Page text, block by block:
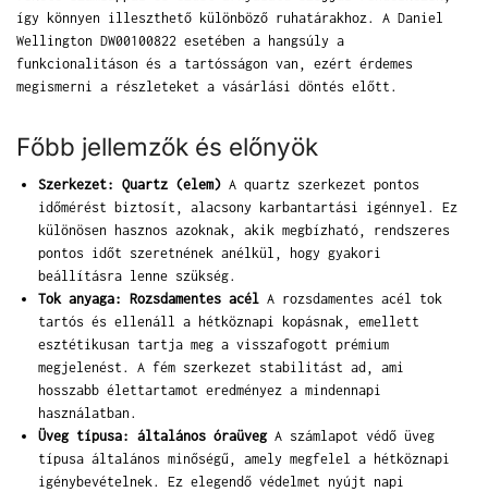
így könnyen illeszthető különböző ruhatárakhoz. A Daniel
Wellington DW00100822 esetében a hangsúly a
funkcionalitáson és a tartósságon van, ezért érdemes
megismerni a részleteket a vásárlási döntés előtt.
Főbb jellemzők és előnyök
Szerkezet: Quartz (elem) A quartz szerkezet pontos
időmérést biztosít, alacsony karbantartási igénnyel. Ez
különösen hasznos azoknak, akik megbízható, rendszeres
pontos időt szeretnének anélkül, hogy gyakori
beállításra lenne szükség.
Tok anyaga: Rozsdamentes acél A rozsdamentes acél tok
tartós és ellenáll a hétköznapi kopásnak, emellett
esztétikusan tartja meg a visszafogott prémium
megjelenést. A fém szerkezet stabilitást ad, ami
hosszabb élettartamot eredményez a mindennapi
használatban.
Üveg típusa: általános óraüvegA számlapot védő üveg
típusa általános minőségű, amely megfelel a hétköznapi
igénybevételnek. Ez elegendő védelmet nyújt napi